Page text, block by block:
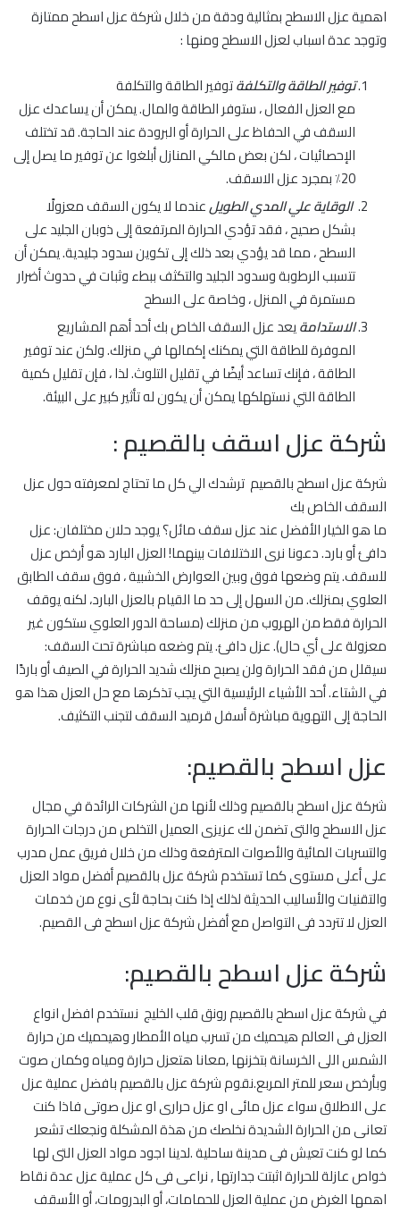
اهمية عزل الاسطح بمثالية ودقة من خلال شركة عزل اسطح ممتازة
وتوجد عدة اسباب لعزل الاسطح ومنها :
توفير الطاقة والتكلفةتوفير الطاقة والتكلفة
مع العزل الفعال ، ستوفر الطاقة والمال. يمكن أن يساعدك عزل
السقف في الحفاظ على الحرارة أو البرودة عند الحاجة. قد تختلف
الإحصائيات ، لكن بعض مالكي المنازل أبلغوا عن توفير ما يصل إلى
20٪ بمجرد عزل الاسقف.
الوقاية علي المدي الطويلعندما لا يكون السقف معزولًا
بشكل صحيح ، فقد تؤدي الحرارة المرتفعة إلى ذوبان الجليد على
السطح ، مما قد يؤدي بعد ذلك إلى تكوين سدود جليدية. يمكن أن
تتسبب الرطوبة وسدود الجليد والتكثف ببطء وثبات في حدوث أضرار
مستمرة في المنزل ، وخاصة على السطح
الاستدامةيعد عزل السقف الخاص بك أحد أهم المشاريع
الموفرة للطاقة التي يمكنك إكمالها في منزلك. ولكن عند توفير
الطاقة ، فإنك تساعد أيضًا في تقليل التلوث. لذا ، فإن تقليل كمية
الطاقة التي نستهلكها يمكن أن يكون له تأثير كبير على البيئة.
شركة عزل اسقف بالقصيم :
شركة عزل اسطح بالقصيم ترشدك الي كل ما تحتاج لمعرفته حول عزل
السقف الخاص بك
ما هو الخيار الأفضل عند عزل سقف مائل؟ يوجد حلان مختلفان: عزل
دافئ أو بارد. دعونا نرى الاختلافات بينهما! العزل البارد هو أرخص عزل
للسقف. يتم وضعها فوق وبين العوارض الخشبية ، فوق سقف الطابق
العلوي بمنزلك. من السهل إلى حد ما القيام بالعزل البارد، لكنه يوقف
الحرارة فقط من الهروب من منزلك (مساحة الدور العلوي ستكون غير
معزولة على أي حال). عزل دافئ. يتم وضعه مباشرة تحت السقف:
سيقلل من فقد الحرارة ولن يصبح منزلك شديد الحرارة في الصيف أو باردًا
في الشتاء. أحد الأشياء الرئيسية التي يجب تذكرها مع حل العزل هذا هو
الحاجة إلى التهوية مباشرة أسفل قرميد السقف لتجنب التكثيف.
عزل اسطح بالقصيم:
شركة عزل اسطح بالقصيم وذلك لأنها من الشركات الرائدة في مجال
عزل الاسطح والتى تضمن لك عزيزى العميل التخلص من درجات الحرارة
والتسربات المائية والأصوات المترفعة وذلك من خلال فريق عمل مدرب
على أعلى مستوى كما تستخدم شركة عزل بالقصيم أفضل مواد العزل
والتقنيات والأساليب الحديثة لذلك إذا كنت بحاجة لأى نوع من خدمات
العزل لا تتردد فى التواصل مع أفضل شركة عزل اسطح فى القصيم.
شركة عزل اسطح بالقصيم:
في شركة عزل اسطح بالقصيم رونق قلب الخليج نستخدم افضل انواع
العزل فى العالم هيحميك من تسرب مياه الأمطار وهيحميك من حرارة
الشمس اللى الخرسانة بتخزنها ,معانا هتعزل حرارة ومياه وكمان صوت
وبأرخص سعر للمتر المربع.نقوم شركة عزل بالقصيم بافضل عملية عزل
على الاطلاق سواء عزل مائى او عزل حرارى او عزل صوتى فاذا كنت
تعانى من الحرارة الشديدة نخلصك من هذة المشكلة ونجعلك تشعر
كما لو كنت تعيش فى مدينة ساحلية .لدينا اجود مواد العزل التى لها
خواص عازلة للحرارة اثبتت جدارتها , نراعى فى كل عملية عزل عدة نقاط
اهمها الغرض من عملية العزل للحمامات، أو البدرومات، أو الأسقف